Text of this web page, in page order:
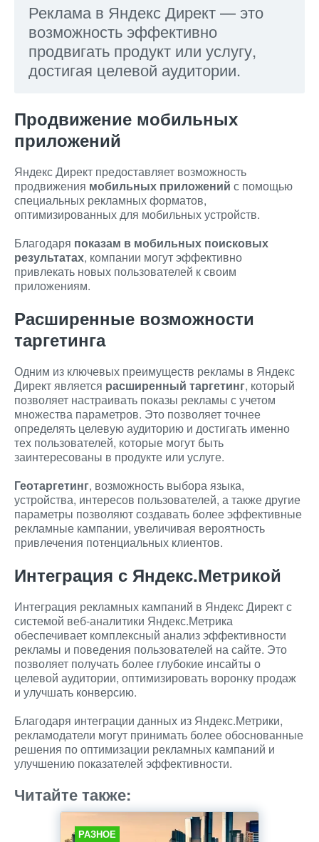
Реклама в Яндекс Директ — это
возможность эффективно
продвигать продукт или услугу,
достигая целевой аудитории.
Продвижение мобильных
приложений
Яндекс Директ предоставляет возможность
продвижения мобильных приложений с помощью
специальных рекламных форматов,
оптимизированных для мобильных устройств.
Благодаря показам в мобильных поисковых
результатах, компании могут эффективно
привлекать новых пользователей к своим
приложениям.
Расширенные возможности
таргетинга
Одним из ключевых преимуществ рекламы в Яндекс
Директ является расширенный таргетинг, который
позволяет настраивать показы рекламы с учетом
множества параметров. Это позволяет точнее
определять целевую аудиторию и достигать именно
тех пользователей, которые могут быть
заинтересованы в продукте или услуге.
Геотаргетинг, возможность выбора языка,
устройства, интересов пользователей, а также другие
параметры позволяют создавать более эффективные
рекламные кампании, увеличивая вероятность
привлечения потенциальных клиентов.
Интеграция с Яндекс.Метрикой
Интеграция рекламных кампаний в Яндекс Директ с
системой веб-аналитики Яндекс.Метрика
обеспечивает комплексный анализ эффективности
рекламы и поведения пользователей на сайте. Это
позволяет получать более глубокие инсайты о
целевой аудитории, оптимизировать воронку продаж
и улучшать конверсию.
Благодаря интеграции данных из Яндекс.Метрики,
рекламодатели могут принимать более обоснованные
решения по оптимизации рекламных кампаний и
улучшению показателей эффективности.
Читайте также:
РАЗНОЕ